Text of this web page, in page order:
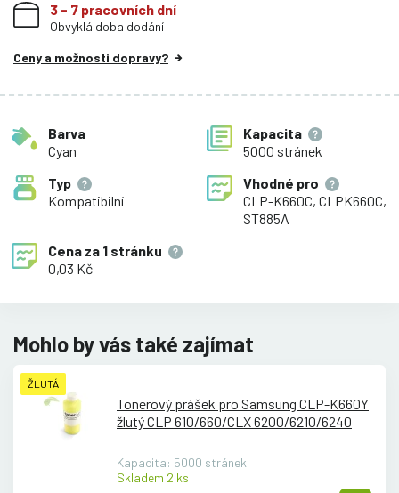
3 - 7 pracovních dní
Obvyklá doba dodání
Ceny a možnosti dopravy?
Barva
Cyan
Kapacita
5000 stránek
Typ
Kompatibilní
Vhodné pro
CLP-K660C, CLPK660C,
ST885A
Cena za 1 stránku
0,03 Kč
Mohlo by vás také zajímat
ŽLUTÁ
Tonerový prášek pro Samsung CLP-K660Y
žlutý CLP 610/660/CLX 6200/6210/6240
Kapacita: 5000 stránek
Skladem 2 ks